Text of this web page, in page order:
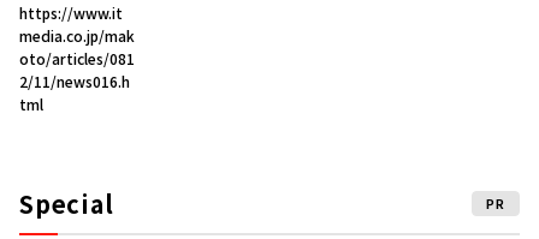
https://www.it
media.co.jp/mak
oto/articles/081
2/11/news016.h
tml
Special PR